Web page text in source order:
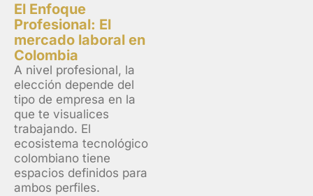
El Enfoque
Profesional: El
mercado laboral en
Colombia
A nivel profesional, la
elección depende del
tipo de empresa en la
que te visualices
trabajando. El
ecosistema tecnológico
colombiano tiene
espacios definidos para
ambos perfiles.